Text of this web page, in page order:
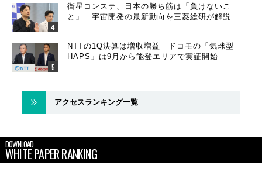
衛星コンステ、日本の勝ち筋は「負けないこ
と」 宇宙開発の最新動向を三菱総研が解説
NTTの1Q決算は増収増益 ドコモの「気球型
HAPS」は9月から能登エリアで実証開始
アクセスランキング一覧
DOWNLOAD
WHITE PAPER RANKING